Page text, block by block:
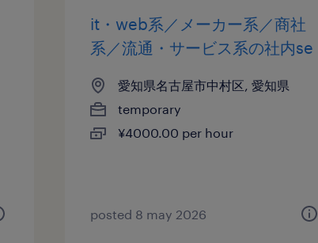
it・web系／メーカー系／商社
系／流通・サービス系の社内se
愛知県名古屋市中村区, 愛知県
temporary
¥4000.00 per hour
posted 8 may 2026